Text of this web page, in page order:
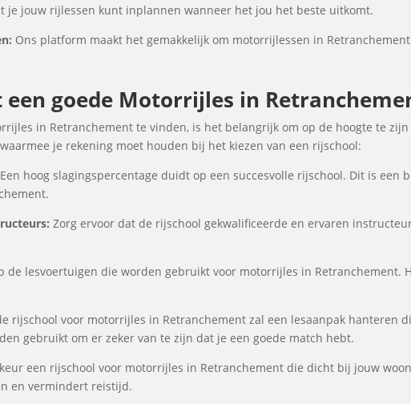
je jouw rijlessen kunt inplannen wanneer het jou het beste uitkomt.
Ons platform maakt het gemakkelijk om motorrijlessen in
goede Motorrijles in
in Retranchement te vinden, is het belangrijk om op de hoogte te
je rekening moet houden bij het kiezen van een rijschool:
Een hoog slagingspercentage duidt op een succesvolle rijschool. Dit is
Zorg ervoor dat de rijschool gekwalificeerde en ervaren
de lesvoertuigen die worden gebruikt voor motorrijles in Retranchement.
rijschool voor motorrijles in Retranchement zal een lesaanpak hanteren
gebruikt om er zeker van te zijn dat je een goede match hebt.
een rijschool voor motorrijles in Retranchement die dicht bij jouw
en vermindert reistijd.